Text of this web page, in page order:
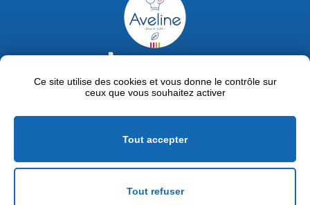
02 47 63 18 92
contact@avelinepro.fr
Mentions légales
Politique de confidentialité
Ce site utilise des cookies et vous donne le contrôle sur
ceux que vous souhaitez activer
Tout accepter
Tout refuser